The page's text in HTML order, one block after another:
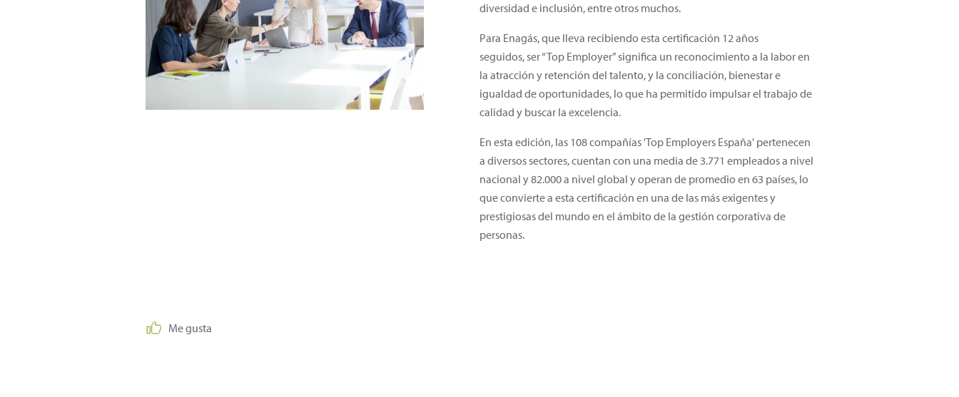
diversidad e inclusión, entre otros muchos.
Para Enagás, que lleva recibiendo esta certificación 12 años
seguidos, ser “Top Employer” significa un reconocimiento a la labor en
la atracción y retención del talento, y la conciliación, bienestar e
igualdad de oportunidades, lo que ha permitido impulsar el trabajo de
calidad y buscar la excelencia.
En esta edición, las 108 compañías 'Top Employers España' pertenecen
a diversos sectores, cuentan con una media de 3.771 empleados a nivel
nacional y 82.000 a nivel global y operan de promedio en 63 países, lo
que convierte a esta certificación en una de las más exigentes y
prestigiosas del mundo en el ámbito de la gestión corporativa de
personas.
Me gusta